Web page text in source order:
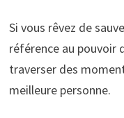
Si vous rêvez de
référence au pouvoir
traverser des
meilleure personne.